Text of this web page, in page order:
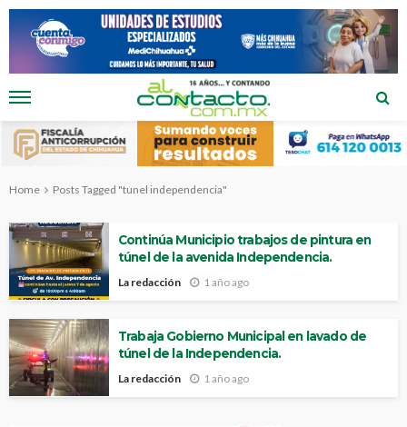
Home Posts Tagged "tunel independencia"
Continúa Municipio trabajos de pintura en
túnel de la avenida Independencia.
La redacción 1 año ago
Trabaja Gobierno Municipal en lavado de
túnel de la Independencia.
La redacción 1 año ago